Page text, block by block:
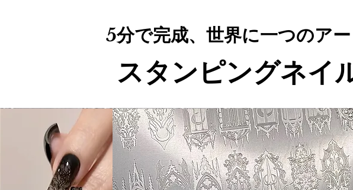
5分で完成、世界に一つのアー
スタンピングネイ